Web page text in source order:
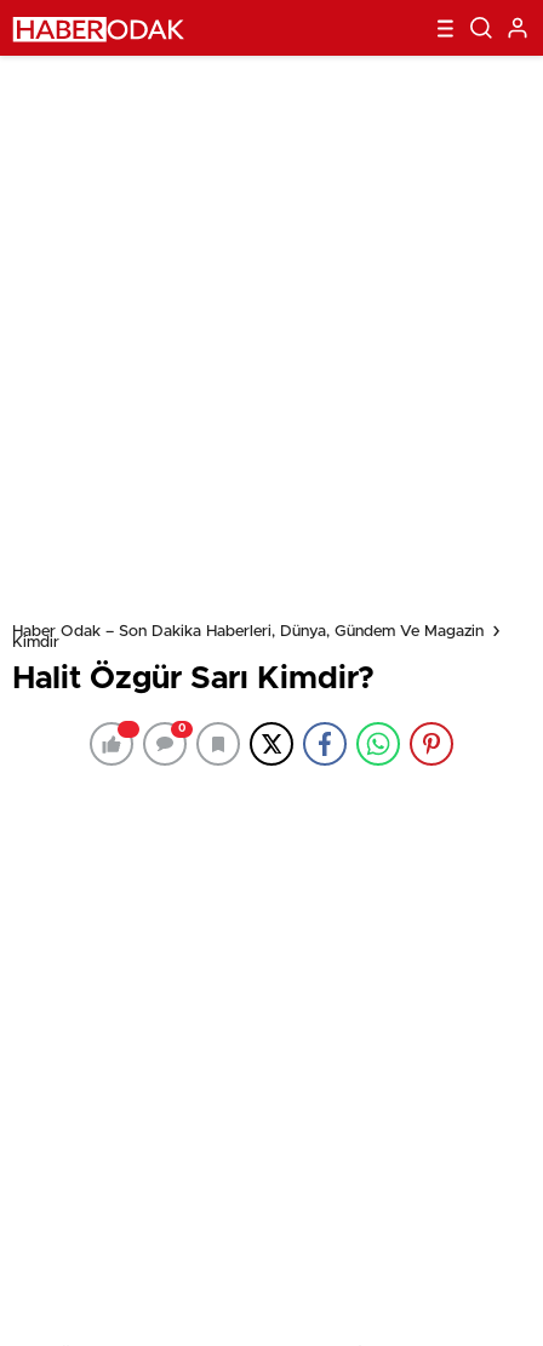
Haber Odak – Son Dakika Haberleri, Dünya, Gündem Ve Magazin
Kimdir
Halit Özgür Sarı Kimdir?
0